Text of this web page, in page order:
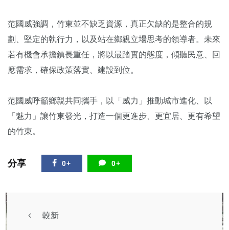
范國威強調，竹東並不缺乏資源，真正欠缺的是整合的規
劃、堅定的執行力，以及站在鄉親立場思考的領導者。未來
若有機會承擔鎮長重任，將以最踏實的態度，傾聽民意、回
應需求，確保政策落實、建設到位。
范國威呼籲鄉親共同攜手，以「威力」推動城市進化、以
「魅力」讓竹東發光，打造一個更進步、更宜居、更有希望
的竹東。
分享 0+ 0+
較新